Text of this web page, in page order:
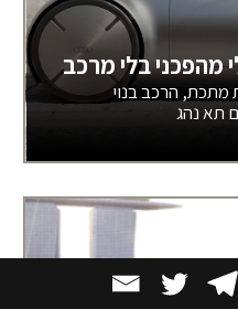
הרכב בנוי
תא נהג